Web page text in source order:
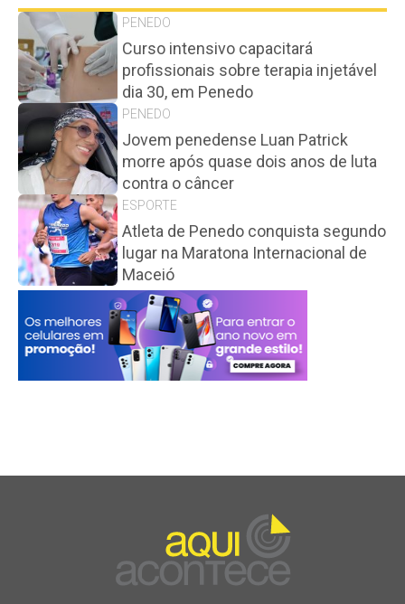
PENEDO
Curso intensivo capacitará
profissionais sobre terapia injetável
dia 30, em Penedo
PENEDO
Jovem penedense Luan Patrick
morre após quase dois anos de luta
contra o câncer
ESPORTE
Atleta de Penedo conquista segundo
lugar na Maratona Internacional de
Maceió